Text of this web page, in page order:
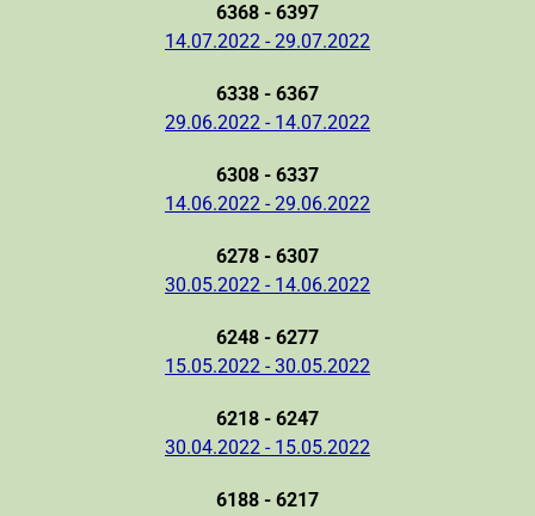
6368 - 6397
14.07.2022 - 29.07.2022
6338 - 6367
29.06.2022 - 14.07.2022
6308 - 6337
14.06.2022 - 29.06.2022
6278 - 6307
30.05.2022 - 14.06.2022
6248 - 6277
15.05.2022 - 30.05.2022
6218 - 6247
30.04.2022 - 15.05.2022
6188 - 6217